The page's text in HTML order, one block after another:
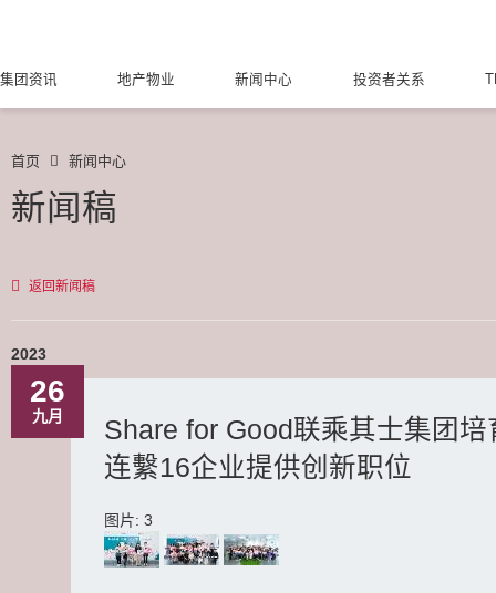
集团资讯 地产物业 新闻中心 投资者关系
首页 新闻中心
新闻稿
返回新闻稿
2023
26
九月
Share for Good联乘其士集团
连繫16企业提供创新职位
图片: 3